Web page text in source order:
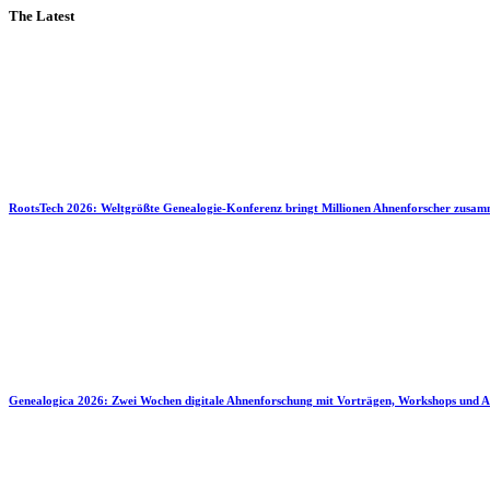
The Latest
RootsTech 2026: Weltgrößte Genealogie-Konferenz bringt Millionen Ahnenforscher
Genealogica 2026: Zwei Wochen digitale Ahnenforschung mit Vorträgen, Workshops und